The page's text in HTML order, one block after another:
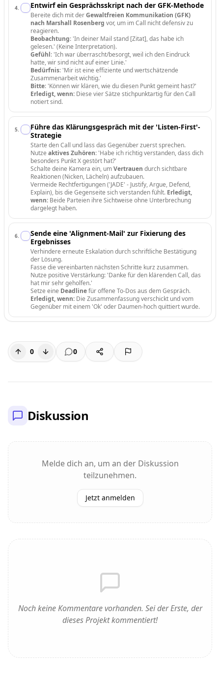
4. Entwirf ein Gesprächsskript nach der GFK-Methode
Bereite dich mit derGewaltfreien Kommunikation (GFK)
nach Marshall Rosenberg vor, um im Call nicht defensiv zu
reagieren.
Beobachtung: 'In deiner Mail stand [Zitat], das habe ich
gelesen.' (Keine Interpretation).
Gefühl: 'Ich war überrascht/besorgt, weil ich den Eindruck
hatte, wir sind nicht auf einer Linie.'
Bedürfnis: 'Mir ist eine effiziente und wertschätzende
Zusammenarbeit wichtig.'
Bitte: 'Können wir klären, wie du diesen Punkt gemeint hast?'
Erledigt, wenn: Diese vier Sätze stichpunktartig für den Call
notiert sind.
5.
Führe das Klärungsgespräch mit der 'Listen-First'-
Strategie
Starte den Call und lass das Gegenüber zuerst sprechen.
Nutze aktives Zuhören: 'Habe ich richtig verstanden, dass dich
besonders Punkt X gestört hat?'
Schalte deine Kamera ein, umVertrauen durch sichtbare
Reaktionen (Nicken, Lächeln) aufzubauen.
Vermeide Rechtfertigungen ('JADE' - Justify, Argue, Defend,
Explain), bis die Gegenseite sich verstanden fühlt. Erledigt,
wenn: Beide Parteien ihre Sichtweise ohne Unterbrechung
dargelegt haben.
6.
Sende eine 'Alignment-Mail' zur Fixierung des
Ergebnisses
Verhindere erneute Eskalation durch schriftliche Bestätigung
der Lösung.
Fasse die vereinbarten nächsten Schritte kurz zusammen.
Nutze positive Verstärkung: 'Danke für den klärenden Call, das
hat mir sehr geholfen.'
Setze eine Deadlinefür offene To-Dos aus dem Gespräch.
Erledigt, wenn: Die Zusammenfassung verschickt und vom
Gegenüber mit einem 'Ok' oder Daumen-hoch quittiert wurde.
0 0
Diskussion
Melde dich an, um an der Diskussion
teilzunehmen.
Jetzt anmelden
Noch keine Kommentare vorhanden. Sei der Erste, der
dieses Projekt kommentiert!